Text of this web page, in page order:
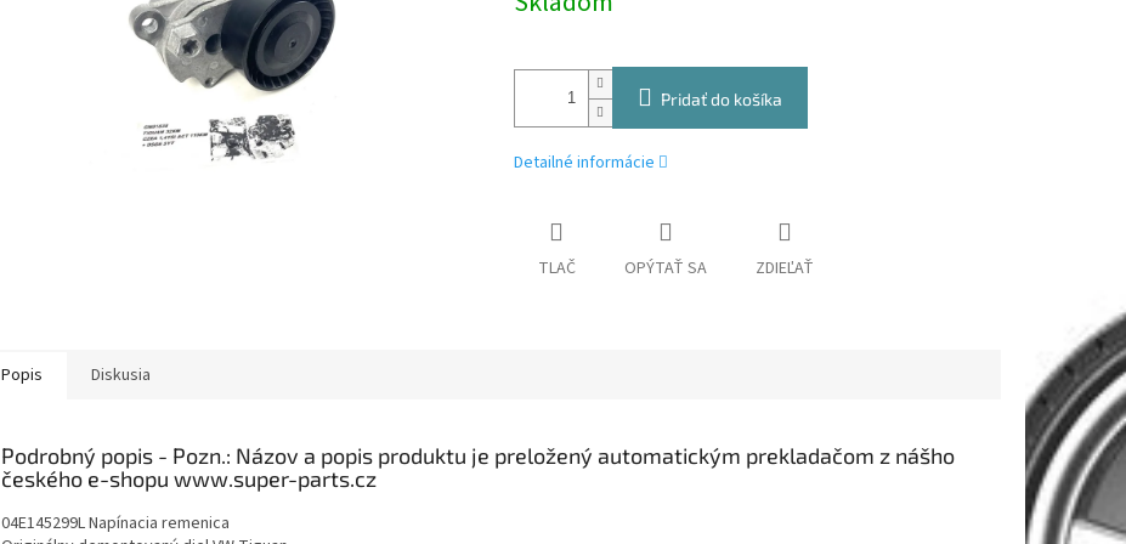
Pridať do košíka
Detailné informácie
TLAČ OPÝTAŤ SA ZDIEĽAŤ
Popis Diskusia
Podrobný popis
04E145299L Napínacia remenica